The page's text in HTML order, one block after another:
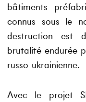
bâtiments
connus sous le
destruction est
brutalité endurée
russo-ukrainienne.
Avec le projet